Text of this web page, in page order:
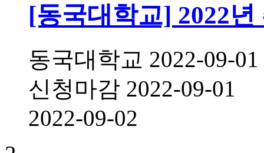
[동국대학교] 2022
동국대학교 2022-09-01
신청마감 2022-09-01
2022-09-02